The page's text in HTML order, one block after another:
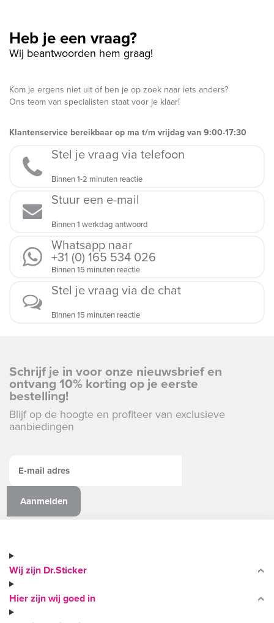
Heb je een vraag?
Wij beantwoorden hem graag!
Kom je ergens niet uit of ben je op zoek naar iets anders?
Ons team van specialisten staat voor je klaar!
Klantenservice bereikbaar op ma t/m vrijdag van 9:00-17:30
Stel je vraag via telefoon
Binnen 1-2 minuten reactie
Stuur een e-mail
Binnen 1 werkdag antwoord
Whatsapp naar
+31 (0) 165 534 026
Binnen 15 minuten reactie
Stel je vraag via de chat
Binnen 15 minuten reactie
Schrijf je in voor onze nieuwsbrief en
ontvang 10% korting op je eerste
bestelling!
Blijf op de hoogte en profiteer van exclusieve
aanbiedingen
Wij zijn Dr.Sticker
Hier zijn wij goed in